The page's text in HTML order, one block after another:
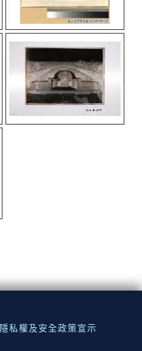
隱私權及安全政策宣示